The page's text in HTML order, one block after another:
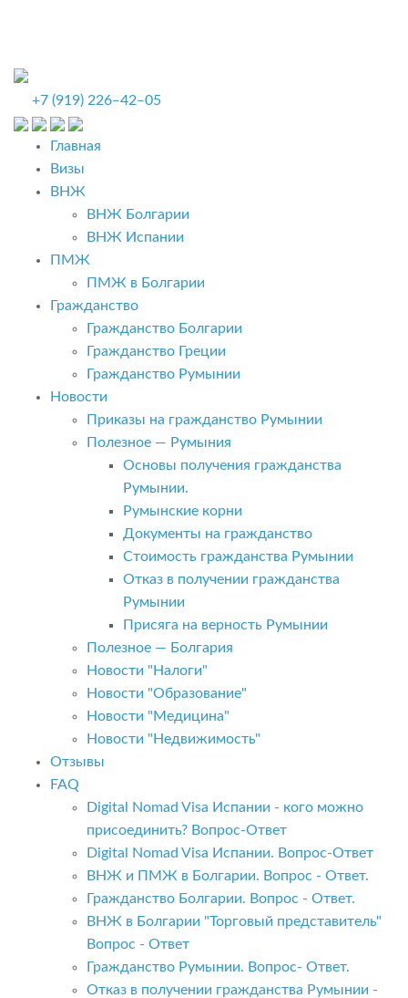
+7 (919) 226‒42‒05
Главная
Визы
ВНЖ
ВНЖ Болгарии
ВНЖ Испании
ПМЖ
ПМЖ в Болгарии
Гражданство
Гражданство Болгарии
Гражданство Греции
Гражданство Румынии
Новости
Приказы на гражданство Румынии
Полезное — Румыния
Основы получения гражданства
Румынии.
Румынские корни
Документы на гражданство
Стоимость гражданства Румынии
Отказ в получении гражданства
Румынии
Присяга на верность Румынии
Полезное — Болгария
Новости "Налоги"
Новости "Образование"
Новости "Медицина"
Новости "Недвижимость"
Отзывы
FAQ
Digital Nomad Visa Испании - кого можно
присоединить? Вопрос-Ответ
Digital Nomad Visa Испании. Вопрос-Ответ
ВНЖ и ПМЖ в Болгарии. Вопрос - Ответ.
Гражданство Болгарии. Вопрос - Ответ.
ВНЖ в Болгарии "Торговый представитель"
Вопрос - Ответ
Гражданство Румынии. Вопрос- Ответ.
Отказ в получении гражданства Румынии -